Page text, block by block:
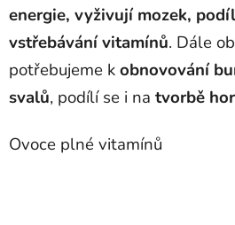
energie, vyživují mozek,
vstřebávání vitamínů. Dále
potřebujeme kobnovování
svalů, podílí se i na tvorbě
Ovoce plné vitamínů